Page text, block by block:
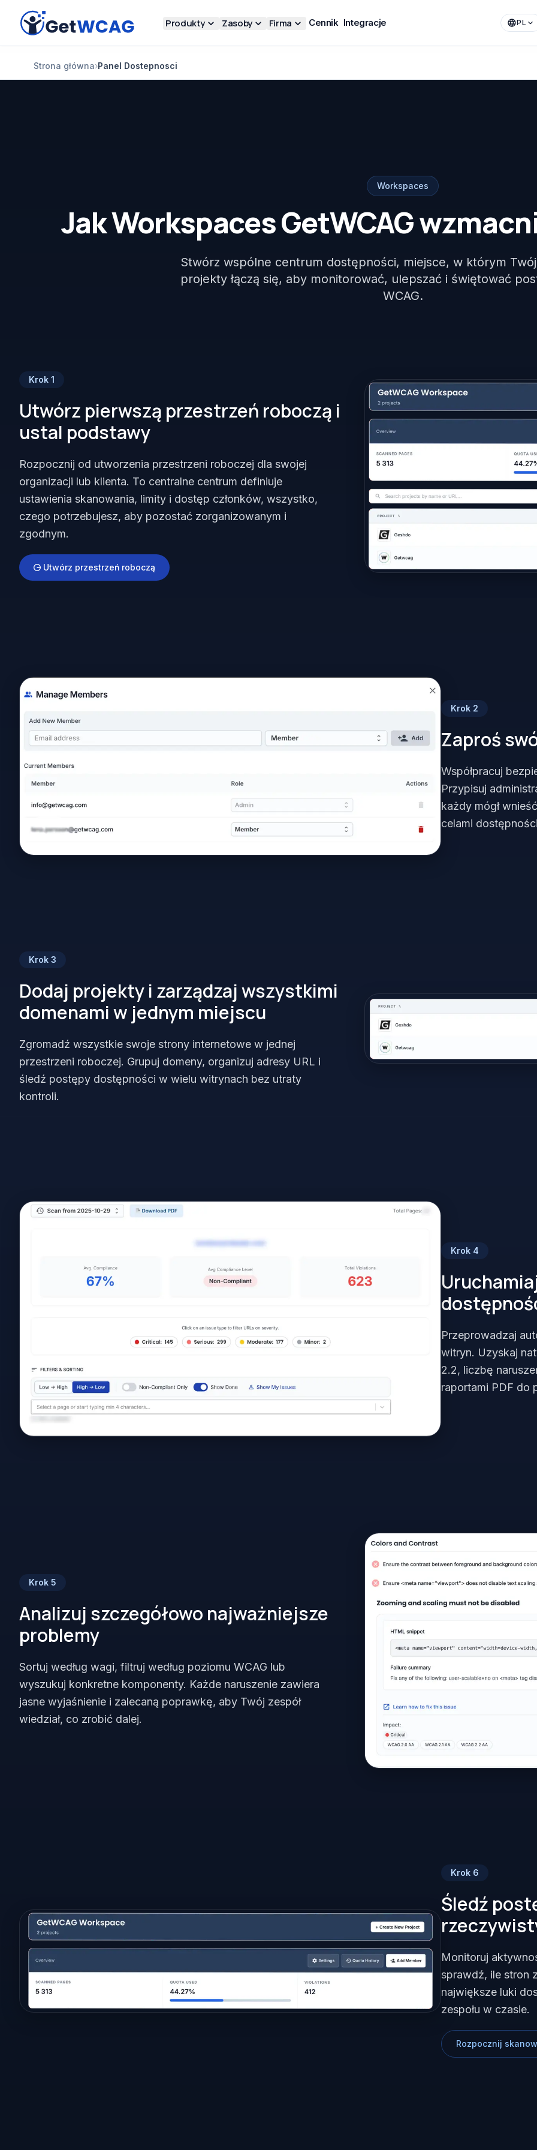
Produkty Zasoby Firma Cennik Integracje PL
Strona główna›Panel Dostepnosci
Workspaces
Jak Workspaces GetWCAG
Stwórz wspólne centrum dostępności, miejsce, w którym Twój
projekty łączą się, aby monitorować, ulepszać i świętować
WCAG.
Krok 1
Utwórz pierwszą przestrzeń roboczą i
ustal podstawy
Rozpocznij od utworzenia przestrzeni roboczej dla swojej
organizacji lub klienta. To centralne centrum definiuje
ustawienia skanowania, limity i dostęp członków, wszystko,
czego potrzebujesz, aby pozostać zorganizowanym i
zgodnym.
Utwórz przestrzeń roboczą
Krok 2
Zaproś
Współpracuj
Przypisuj
każdy mógł
celami
Krok 3
Dodaj projekty i zarządzaj wszystkimi
domenami w jednym miejscu
Zgromadź wszystkie swoje strony internetowe w jednej
przestrzeni roboczej. Grupuj domeny, organizuj adresy URL i
śledź postępy dostępności w wielu witrynach bez utraty
kontroli.
Krok 4
Przeprowadzaj
witryn. Uzyskaj
2.2, liczbę
raportami PDF do
Krok 5
Analizuj szczegółowo najważniejsze
problemy
Sortuj według wagi, filtruj według poziomu WCAG lub
wyszukuj konkretne komponenty. Każde naruszenie zawiera
jasne wyjaśnienie i zalecaną poprawkę, aby Twój zespół
wiedział, co zrobić dalej.
Krok 6
Śledź
Monitoruj
sprawdź, ile stron
największe luki
zespołu w czasie.
Rozpocznij